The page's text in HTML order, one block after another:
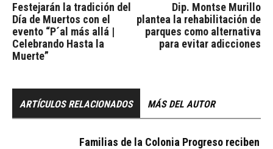
Festejarán la tradición del
Día de Muertos con el
evento “P´al más allá |
Celebrando Hasta la
Muerte”
Dip. Montse Murillo
plantea la rehabilitación de
parques como alternativa
para evitar adicciones
ARTÍCULOS RELACIONADOS MÁS DEL AUTOR
Familias de la Colonia Progreso reciben